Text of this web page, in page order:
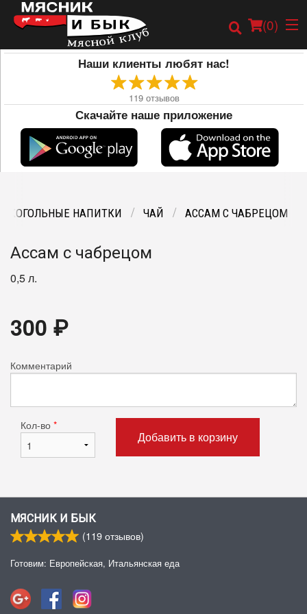
(0)
Заказать онлайн
Карта
Наши клиенты любят нас!
119 отзывов
Скачайте наше приложение
НАПИТКИ ЧАЙ АССАМ С ЧАБРЕЦОМ
Ассам с чабрецом
0,5 л.
300 ₽
Комментарий
Кол-во *
Добавить в корзину
МЯСНИК И БЫК
(119отзывов)
Готовим: Европейская, Итальянская еда